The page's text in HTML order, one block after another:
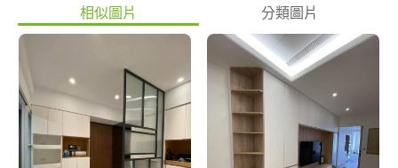
相似圖片 分類圖片